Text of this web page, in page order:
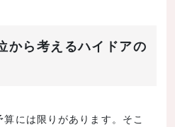
から考えるハイドアの
には限りがあります。そこ